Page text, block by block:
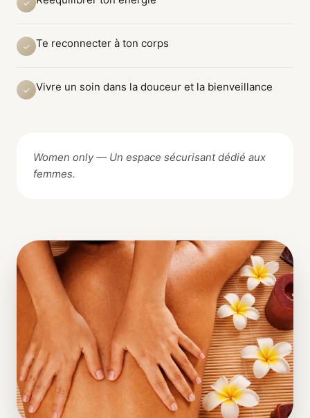
✓
✓ Te reconnecter à ton corps
✓ Vivre un soin dans la douceur et la bienveillance
Women only — Un espace sécurisant dédié aux
femmes.